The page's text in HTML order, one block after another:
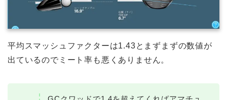
平均スマッシュファクターは1.43とまずまずの数値が
出ているのでミート率も悪くありません。